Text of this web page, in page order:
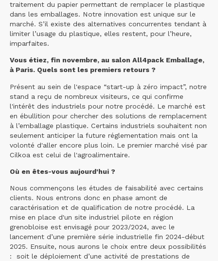
traitement du papier permettant de remplacer le plastique
dans les emballages. Notre innovation est unique sur le
marché. S’il existe des alternatives concurrentes tendant à
limiter l’usage du plastique, elles restent, pour l’heure,
imparfaites.
Vous étiez, fin novembre, au salon All4pack Emballage,
à Paris. Quels sont les premiers retours ?
Présent au sein de l'espace “start-up à zéro impact”, notre
stand a reçu de nombreux visiteurs, ce qui confirme
l'intérêt des industriels pour notre procédé. Le marché est
en ébullition pour chercher des solutions de remplacement
à l’emballage plastique. Certains industriels souhaitent non
seulement anticiper la future réglementation mais ont la
volonté d'aller encore plus loin. Le premier marché visé par
Cilkoa est celui de l'agroalimentaire.
Où en êtes-vous aujourd'hui ?
Nous commençons les études de faisabilité avec certains
clients. Nous entrons donc en phase amont de
caractérisation et de qualification de notre procédé. La
mise en place d'un site industriel pilote en région
grenobloise est envisagé pour 2023/2024, avec le
lancement d’une première série industrielle fin 2024-début
2025. Ensuite, nous aurons le choix entre deux possibilités
: soit le déploiement d’une activité de prestations de